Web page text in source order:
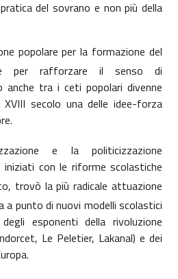
del sovrano e non più della
popolare per la formazione del
per rafforzare il senso di
anche tra i ceti popolari divenne
secolo una delle idee-forza
e la politicizzazione
iniziati con le riforme scolastiche
trovò la più radicale attuazione
a punto di nuovi modelli scolastici
esponenti della rivoluzione
Le Peletier, Lakanal) e dei